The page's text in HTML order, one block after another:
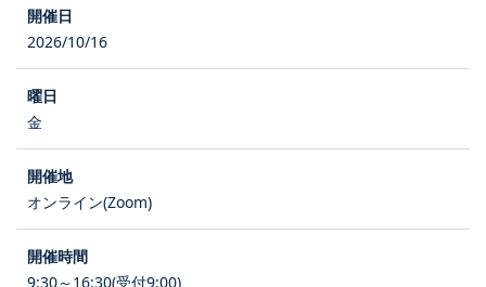
2026/10/16
金
オンライン(Zoom)
9:30～16:30(受付9:00)